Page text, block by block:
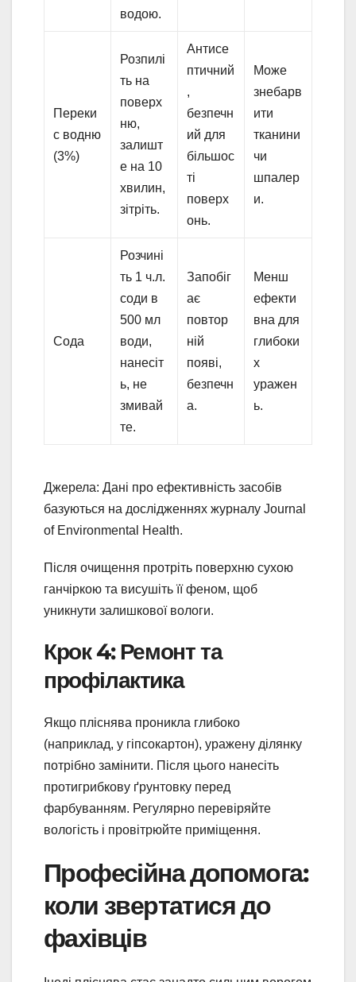
водою.
Переки
с водню
(3%)
Розпилі
ть на
поверх
ню,
залишт
е на 10
хвилин,
зітріть.
Антисе
птичний
,
безпечн
ий для
більшос
ті
поверх
онь.
Може
знебарв
ити
тканини
чи
шпалер
и.
Сода
Розчині
ть 1 ч.л.
соди в
500 мл
води,
нанесіт
ь, не
змивай
те.
Запобіг
ає
повтор
ній
появі,
безпечн
а.
Менш
ефекти
вна для
глибоки
х
уражен
ь.
Джерела: Дані про ефективність засобів
базуються на дослідженнях журналу Journal
of Environmental Health.
Після очищення протріть поверхню сухою
ганчіркою та висушіть її феном, щоб
уникнути залишкової вологи.
Крок 4: Ремонт та
профілактика
Якщо пліснява проникла глибоко
(наприклад, у гіпсокартон), уражену ділянку
потрібно замінити. Після цього нанесіть
протигрибкову ґрунтовку перед
фарбуванням. Регулярно перевіряйте
вологість і провітрюйте приміщення.
Професійна допомога:
коли звертатися до
фахівців